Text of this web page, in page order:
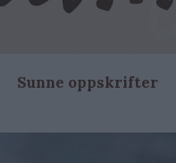
Sunne oppskrifter